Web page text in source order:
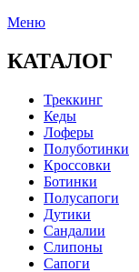
Меню
КАТАЛОГ
Треккинг
Кеды
Лоферы
Полуботинки
Кроссовки
Ботинки
Полусапоги
Дутики
Сандалии
Слипоны
Сапоги